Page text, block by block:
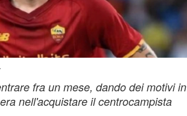
fra un mese, dando dei motivi in
nell'acquistare il centrocampista